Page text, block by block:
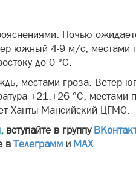
Ночью
южный 4-9 м/с, местами
до 0 °С.
местами гроза. Ветер
+21,+26 °С, местами
Ханты-Мансийский ЦГМС.
, вступайте в группу
вТелеграмм и МАХ